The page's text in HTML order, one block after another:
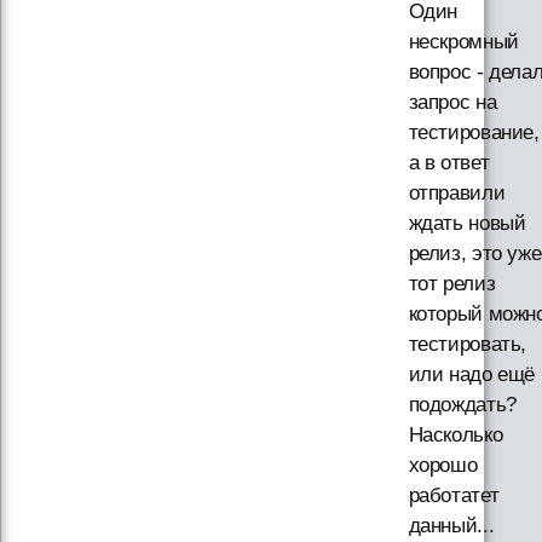
Один
нескромный
вопрос -
запрос на
тестирование,
а в ответ
отправили
ждать новый
релиз, это уже
тот релиз
который
тестировать,
или надо ещё
подождать?
Насколько
хорошо
работатет
данный...